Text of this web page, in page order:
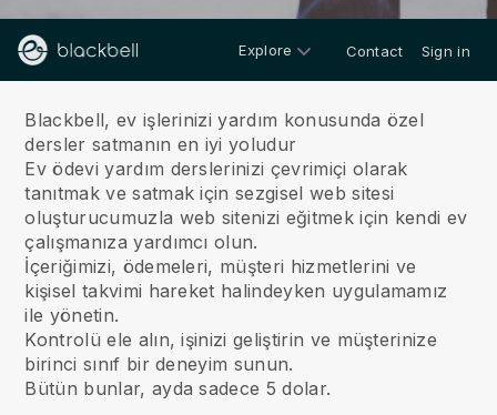
Explore Contact Sign in
Blackbell, ev işlerinizi yardım konusunda özel
dersler satmanın en iyi yoludur
Ev ödevi yardım derslerinizi çevrimiçi olarak
tanıtmak ve satmak için sezgisel web sitesi
oluşturucumuzla web sitenizi eğitmek için kendi ev
çalışmanıza yardımcı olun.
İçeriğimizi, ödemeleri, müşteri hizmetlerini ve
kişisel takvimi hareket halindeyken uygulamamız
ile yönetin.
Kontrolü ele alın, işinizi geliştirin ve müşterinize
birinci sınıf bir deneyim sunun.
Bütün bunlar, ayda sadece 5 dolar.